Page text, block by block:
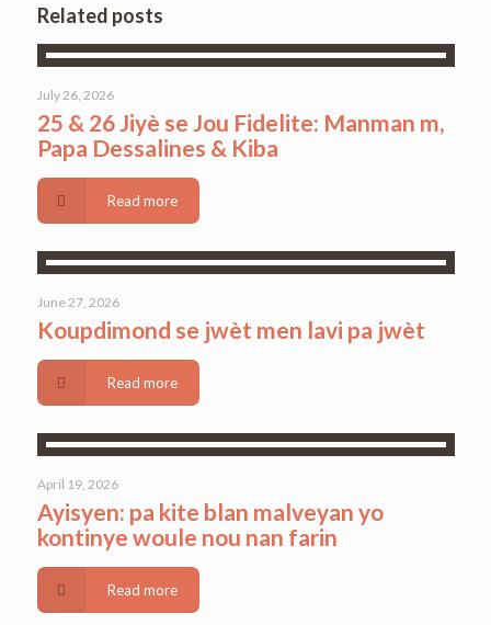
Related posts
July 26, 2026
25 & 26 Jiyè se Jou Fidelite: Manman m,
Papa Dessalines & Kiba
Read more
June 27, 2026
Koupdimond se jwèt men lavi pa jwèt
Read more
April 19, 2026
Ayisyen: pa kite blan malveyan yo
kontinye woule nou nan farin
Read more